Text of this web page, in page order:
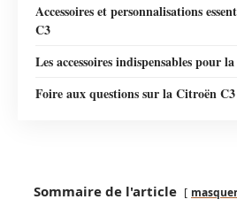
Accessoires et personnalisations
C3
Les accessoires indispensables pour
Foire aux questions sur la Citroën C3
Sommaire de l'article masquer